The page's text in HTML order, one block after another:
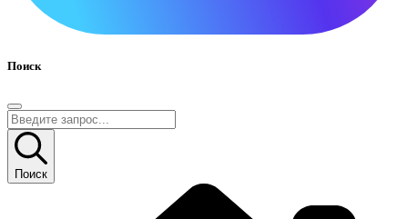
Поиск
Поиск